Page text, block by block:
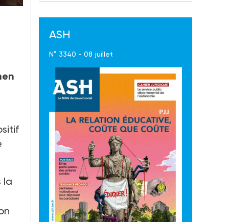
la
ASH
N° 3340 - 08 juillet